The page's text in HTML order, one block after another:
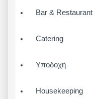
Bar & Restaurant
Catering
Υποδοχή
Housekeeping